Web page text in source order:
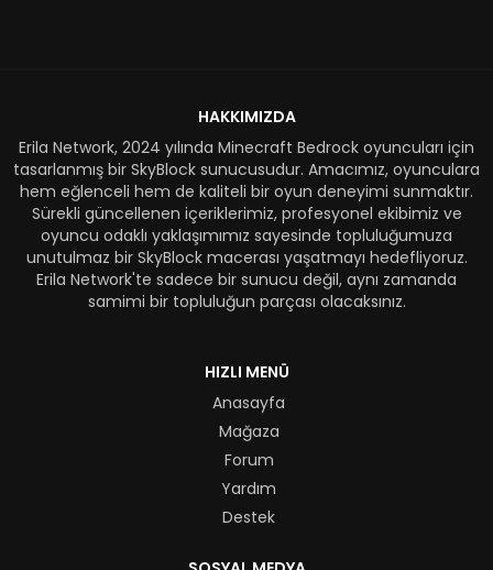
HAKKIMIZDA
Erila Network, 2024 yılında Minecraft Bedrock oyuncuları için
tasarlanmış bir SkyBlock sunucusudur. Amacımız, oyunculara
hem eğlenceli hem de kaliteli bir oyun deneyimi sunmaktır.
Sürekli güncellenen içeriklerimiz, profesyonel ekibimiz ve
oyuncu odaklı yaklaşımımız sayesinde topluluğumuza
unutulmaz bir SkyBlock macerası yaşatmayı hedefliyoruz.
Erila Network'te sadece bir sunucu değil, aynı zamanda
samimi bir topluluğun parçası olacaksınız.
HIZLI MENÜ
Anasayfa
Mağaza
Forum
Yardım
Destek